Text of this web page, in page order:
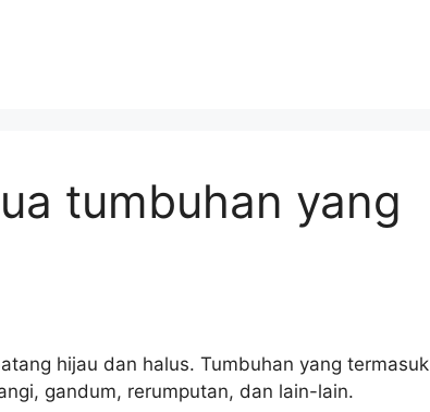
tumbuhan yang
hijau dan halus. Tumbuhan yang termasuk
gandum, rerumputan, dan lain-lain.